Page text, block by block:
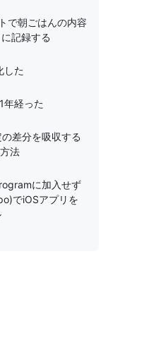
で朝ごはんの内容
記録する
した
年経った
差分を吸収する
法
に加入せず
でiOSアプリを